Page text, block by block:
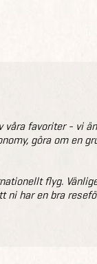
våra favoriter - vi
göra om en
flyg.
har en bra